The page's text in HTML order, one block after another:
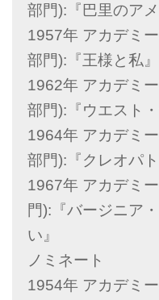
部門):『巴里のアメ
1957年 アカデミ
部門):『王様と私』
1962年 アカデミ
部門):『ウエスト
1964年 アカデミ
部門):『クレオパト
1967年 アカデミ
門):『バージニア
い』
ノミネート
1954年 アカデミ